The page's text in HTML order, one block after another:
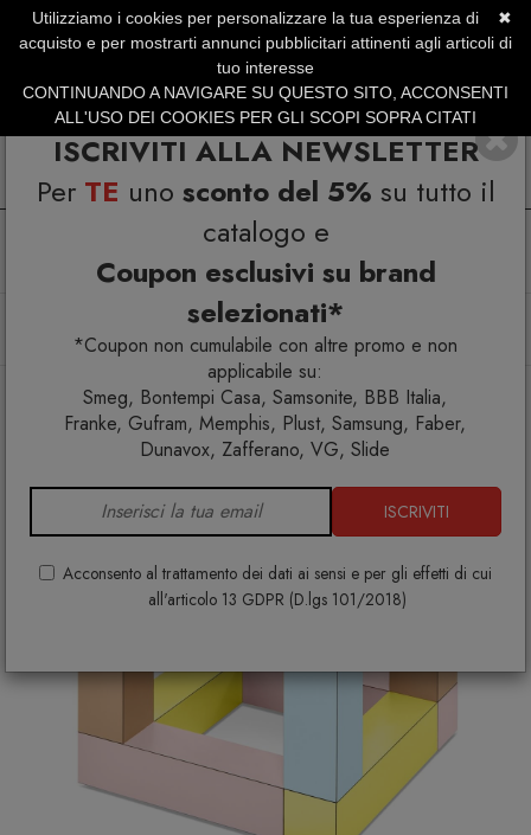
ISCRIVITI ALLA NEWSLETTER
Per TE uno sconto del 5% su tutto il
catalogo e
Coupon esclusivi su brand
selezionati*
*Coupon non cumulabile con altre promo e non
applicabile su:
Smeg, Bontempi Casa, Samsonite, BBB Italia,
Franke, Gufram, Memphis, Plust, Samsung, Faber,
Dunavox, Zafferano, VG, Slide
ISCRIVITI
Acconsento al trattamento dei dati ai sensi e per gli effetti di cui
all'articolo 13 GDPR (D.lgs 101/2018)
SERVIZIO CLIENTI +39.0773.470.562
SUMMER SALES | Fino al 31 Agosto
Arredo interno
Memphis Milano Mimosa Tavolino
✖
Utilizziamo i cookies per personalizzare la tua esperienza di
acquisto e per mostrarti annunci pubblicitari attinenti agli articoli di
tuo interesse
CONTINUANDO A NAVIGARE SU QUESTO SITO, ACCONSENTI
ALL'USO DEI COOKIES PER GLI SCOPI SOPRA CITATI